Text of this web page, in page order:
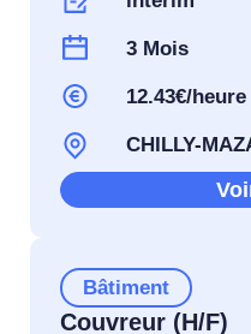
3 Mois
12.43€/heure
CHILLY-
Bâtiment
Couvreur (H/F)